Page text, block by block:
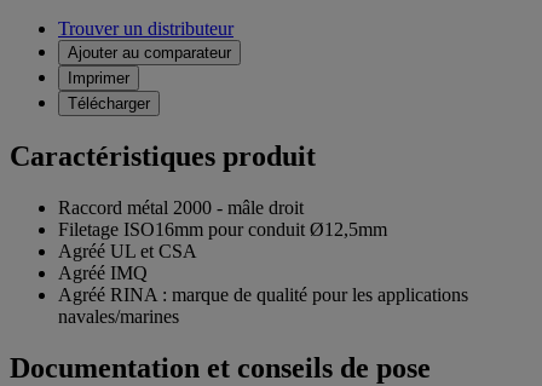
Trouver un distributeur
Ajouter au comparateur
Imprimer
Télécharger
Caractéristiques produit
Raccord métal 2000 - mâle droit
Filetage ISO16mm pour conduit Ø12,5mm
Agréé UL et CSA
Agréé IMQ
Agréé RINA : marque de qualité pour les applications
navales/marines
Documentation et conseils de pose